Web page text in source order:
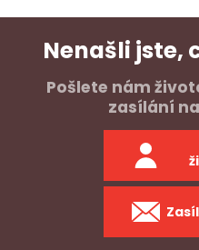
Nenašli jste,
Pošlete nám
zasílání